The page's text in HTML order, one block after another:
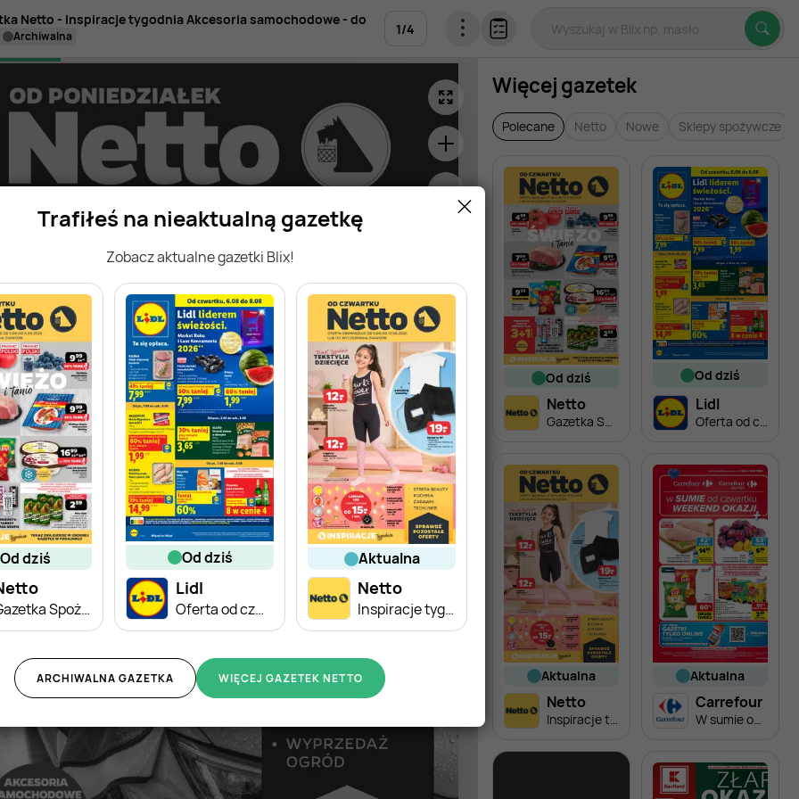
Trafiłeś na nieaktualną gazetkę
Zobacz aktualne gazetki Blix!
od dziś
Gazetka Spożywcza
od dziś
Lidl
Oferta od czwartku
aktualna
Netto
Inspiracje tygodnia Tekstylia dziecięce
WIĘCEJ GAZETEK NETTO
ARCHIWALNA GAZETKA
Netto - Inspiracje tygodnia Akcesoria samochodowe - do
archiwalna 1/4
Więcej gazetek
Polecane Netto Nowe Sklepy spożywcze
od dziś
Netto
Gazetka Spożywcza
od dziś
Lidl
Oferta od czwartku
aktualna
Netto
aktualna
Carrefour